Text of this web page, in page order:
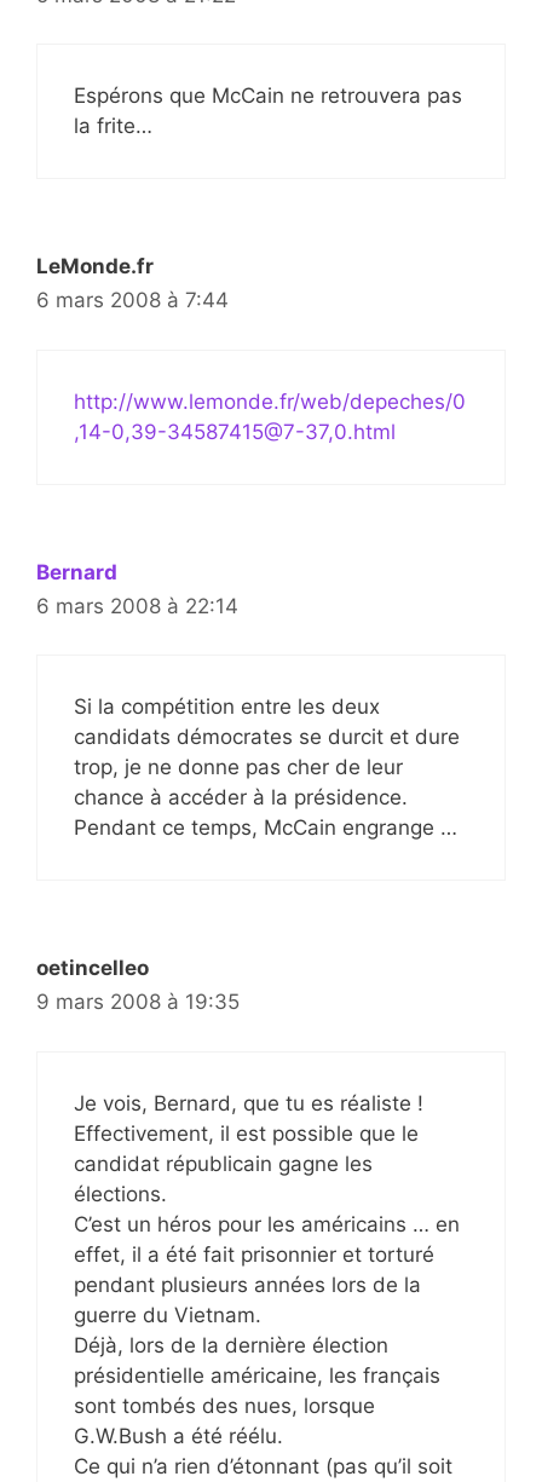
Espérons que McCain ne retrouvera pas
la frite…
LeMonde.fr
6 mars 2008 à 7:44
http://www.lemonde.fr/web/depeches/0
,14-0,39-34587415@7-37,0.html
Bernard
6 mars 2008 à 22:14
Si la compétition entre les deux
candidats démocrates se durcit et dure
trop, je ne donne pas cher de leur
chance à accéder à la présidence.
Pendant ce temps, McCain engrange …
oetincelleo
9 mars 2008 à 19:35
Je vois, Bernard, que tu es réaliste !
Effectivement, il est possible que le
candidat républicain gagne les
élections.
C’est un héros pour les américains … en
effet, il a été fait prisonnier et torturé
pendant plusieurs années lors de la
guerre du Vietnam.
Déjà, lors de la dernière élection
présidentielle américaine, les français
sont tombés des nues, lorsque
G.W.Bush a été réélu.
Ce qui n’a rien d’étonnant (pas qu’il soit